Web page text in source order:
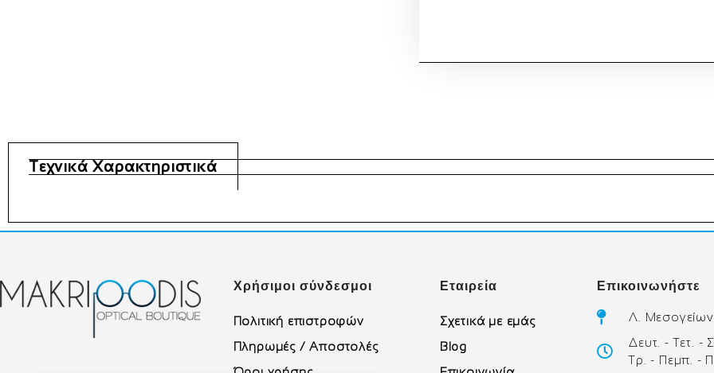
Τεχνικά Χαρακτηριστικά
Χρήσιμοι σύνδεσμοι
Πολιτική επιστροφών
Πληρωμές / Αποστολές
Εταιρεία
Σχετικά με εμάς
Blog
Επικοινωνήστε
Λ.
Δευτ. - Τετ. -
Τρ. - Πεμπ. -